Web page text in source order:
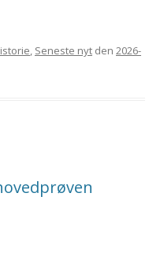
Seneste nyt den 2026-